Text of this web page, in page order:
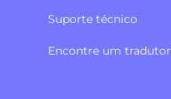
Suporte técnico
Encontre um tradutor